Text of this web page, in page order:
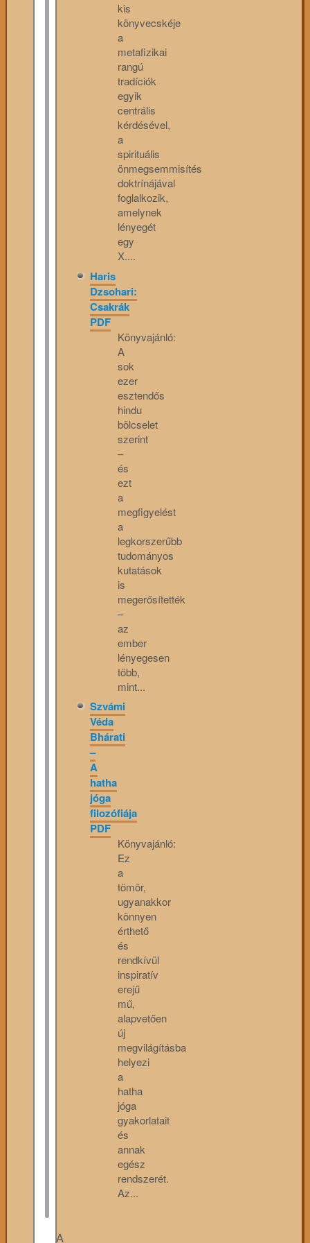
kis
könyvecskéje
a
metafizikai
rangú
tradíciók
egyik
centrális
kérdésével,
a
spirituális
önmegsemmisítés
doktrínájával
foglalkozik,
amelynek
lényegét
egy
X....
Haris
Dzsohari:
Csakrák
PDF
Könyvajánló:
A
sok
ezer
esztendős
hindu
bölcselet
szerint
–
és
ezt
a
megfigyelést
a
legkorszerűbb
tudományos
kutatások
is
megerősítették
–
az
ember
lényegesen
több,
mint...
Szvámi
Véda
Bhárati
–
A
hatha
jóga
filozófiája
PDF
Könyvajánló:
Ez
a
tömör,
ugyanakkor
könnyen
érthető
és
rendkívül
inspiratív
erejű
mű,
alapvetően
új
megvilágításba
helyezi
a
hatha
jóga
gyakorlatait
és
annak
egész
rendszerét.
Az...
A